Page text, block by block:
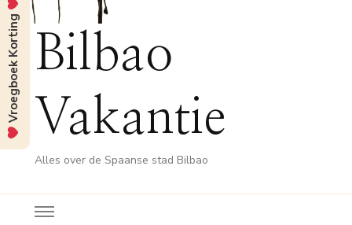
Bilbao
Vakantie
Alles over de Spaanse stad Bilbao
Vroegboek Korting